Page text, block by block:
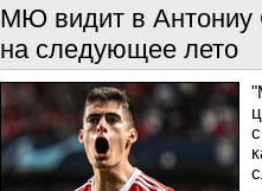
МЮ видит в Антониу
на следующее лето